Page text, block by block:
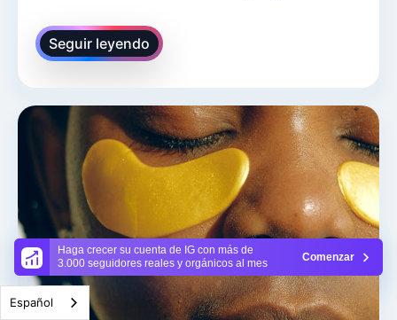
Haga crecer su cuenta de IG con más de
3.000 seguidores reales y orgánicos al mes
Comenzar
Seguir leyendo
Español